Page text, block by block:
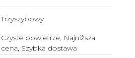
Trzyszybowy
Czyste powietrze, Najniższa
cena, Szybka dostawa